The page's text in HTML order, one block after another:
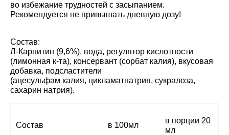
во избежание трудностей с засыпанием.
Рекомендуется не привышать дневную дозу!
Состав:
Л-Карнитин (9,6%), вода, регулятор кислотности
(лимонная к-та), консервант (сорбат калия), вкусовая
добавка, подсластители
(ацесульфам калия, цикламатнатрия, сукралоза,
сахарин натрия).
Состав в 100мл
в порции 20
мл